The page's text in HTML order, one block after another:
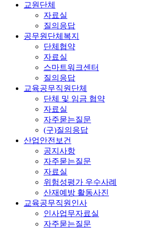
교원단체
자료실
질의응답
공무원단체복지
단체협약
자료실
스마트워크센터
질의응답
교육공무직원단체
단체 및 임금 협약
자료실
자주묻는질문
(구)질의응답
산업안전보건
공지사항
자주묻는질문
자료실
위험성평가 우수사례
산재예방 활동사진
교육공무직원인사
인사업무자료실
자주묻는질문